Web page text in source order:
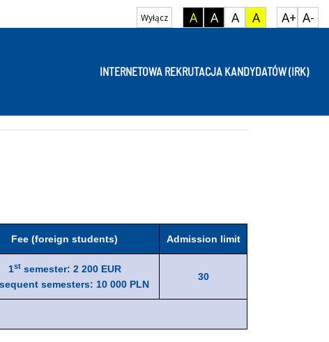
A-
A+
A
A
A
A
Wyłącz
INTERNETOWA REKRUTACJA KANDYDATÓW (IRK)
Fee (foreign students) Admission limit
1stsemester: 2 200 EUR
semesters: 10 000 PLN
30